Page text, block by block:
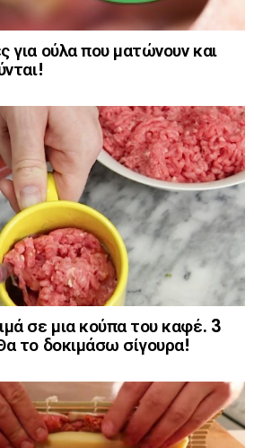
για ούλα που ματώνουν και
σε μια κούπα του καφέ. 3
το δοκιμάσω σίγουρα!